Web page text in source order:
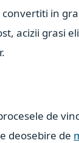
in
acizii grasi
de
deosebire de